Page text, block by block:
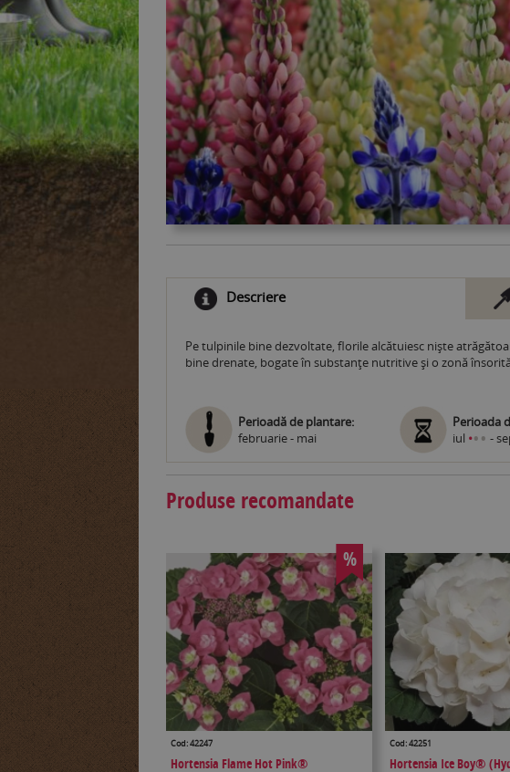
Descriere
Pe tulpinile bine dezvoltate, florile alcătuiesc nişte
bine drenate, bogate în substanţe nutritive şi o zonă
Perioadă de plantare:
februarie - mai
Perioada
iul ••• -
Produse recomandate
%
Cod: 42247
Hortensia Flame Hot Pink®
Cod: 42251
Hortensia Ice Boy®